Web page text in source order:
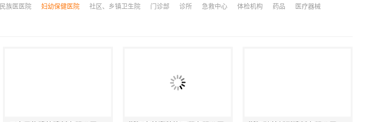
民族医医院 妇幼保健医院 社区、乡镇卫生院 门诊部 诊所 急救中心 体检机构 药品
医疗器械